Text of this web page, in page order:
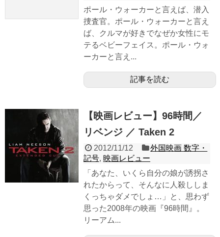
ポール・ウォーカーと言えば、潜入
捜査官。ポール・ウォーカーと言え
ば、クルマが好きでなぜか女性にモ
テるベビーフェイス。ポール・ウォ
ーカーと言え...
記事を読む
【映画レビュー】96時間／
リベンジ ／ Taken 2
2012/11/12
外国映画 数字・
記号, 映画レビュー
「あなた、いくら自分の娘が誘拐さ
れたからって、そんなに人殺ししま
くっちゃダメでしょ…」と、思わず
思った2008年の映画『96時間』。
リーアム...